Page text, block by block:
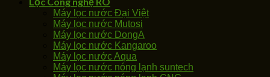
Máy lọc nước Đại Việt
Máy lọc nước Mutosi
Máy lọc nước DongA
Máy lọc nước Kangaroo
Máy lọc nước Aqua
Máy lọc nước nóng lạnh suntech